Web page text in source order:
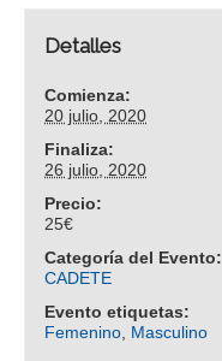
Detalles
Comienza:
20 julio, 2020
Finaliza:
26 julio, 2020
Precio:
25€
Categoría del Evento:
CADETE
Evento etiquetas:
Femenino, Masculino